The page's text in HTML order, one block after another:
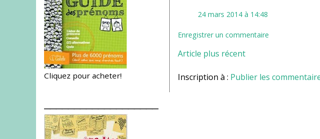
Cliquez pour acheter!
24 mars 2014 à 14:48
Enregistrer un commentaire
Article plus récent
Inscription à : Publier les